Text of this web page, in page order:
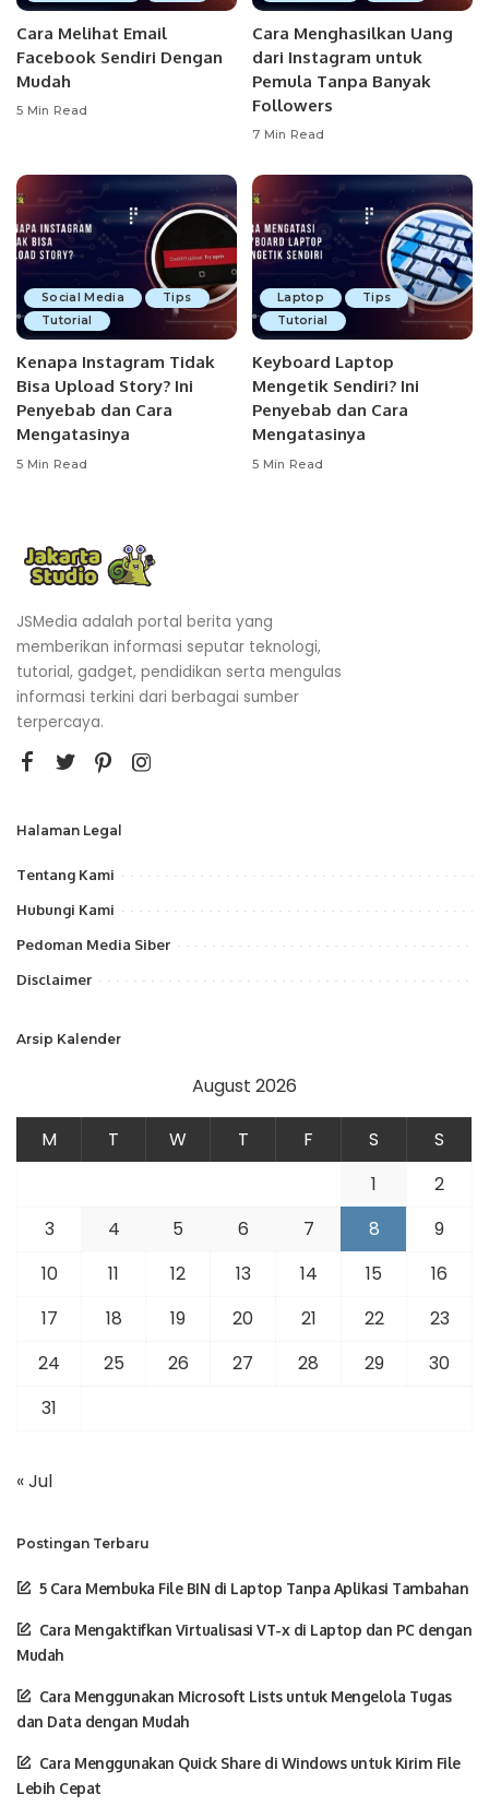
Cara Melihat Email
Facebook Sendiri Dengan
Mudah
5 Min Read
Cara Menghasilkan Uang
dari Instagram untuk
Pemula Tanpa Banyak
Followers
7 Min Read
Social Media
Tips
Tutorial
Kenapa Instagram Tidak
Bisa Upload Story? Ini
Penyebab dan Cara
Mengatasinya
5 Min Read
Laptop
Tips
Tutorial
Keyboard Laptop
Mengetik Sendiri? Ini
Penyebab dan Cara
Mengatasinya
5 Min Read
JSMedia adalah portal berita yang
memberikan informasi seputar teknologi,
tutorial, gadget, pendidikan serta mengulas
informasi terkini dari berbagai sumber
terpercaya.
Halaman Legal
Tentang Kami
Hubungi Kami
Pedoman Media Siber
Disclaimer
Arsip Kalender
August 2026
M T W T F S
S
1
2
3
4 5 6 7 8
9
10
11 12 13 14 15
16
17
18 19 20 21 22
23
24
25 26 27 28 29
30
31
« Jul
Postingan Terbaru
5 Cara Membuka File BIN di Laptop Tanpa Aplikasi Tambahan
Cara Mengaktifkan Virtualisasi VT-x di Laptop dan PC dengan
Mudah
Cara Menggunakan Microsoft Lists untuk Mengelola Tugas
dan Data dengan Mudah
Cara Menggunakan Quick Share di Windows untuk Kirim File
Lebih Cepat